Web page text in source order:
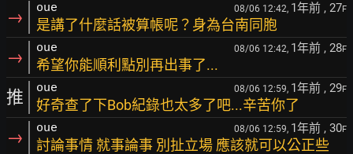
→ oue 08/06 12:42, 1年前 , 27F
是講了什麼話被算帳呢？身為台南同胞
→ oue 08/06 12:42, 1年前 , 28F
希望你能順利點別再出事了...
推 oue 08/06 12:59, 1年前 , 29F
好奇查了下Bob紀錄也太多了吧...辛苦你了
→ oue 08/06 12:59, 1年前 , 30F
討論事情 就事論事 別扯立場 應該就可以公正些